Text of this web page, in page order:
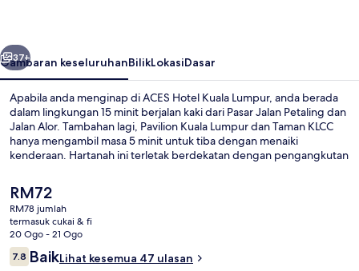
Seterusnya
37+
Gambaran keseluruhanBilikLokasiDasar
Apabila anda menginap di ACES Hotel Kuala Lumpur, anda berada
dalam lingkungan 15 minit berjalan kaki dari Pasar Jalan Petaling dan
Jalan Alor. Tambahan lagi, Pavilion Kuala Lumpur dan Taman KLCC
hanya mengambil masa 5 minit untuk tiba dengan menaiki
kenderaan. Hartanah ini terletak berdekatan dengan pengangkutan
Monorel Maharajalela ialah 12 minit.
Harga
semasa
ialah
RM72
RM72
RM78 jumlah
termasuk cukai & fi
20 Ogo - 21 Ogo
Ulasan
7.87.8 daripada 10
BaikLihat kesemua 47 ulasan